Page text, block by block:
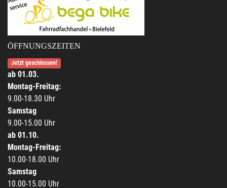
ÖFFNUNGSZEITEN
Jetzt geschlossen!
ab 01.03.
Montag-Freitag:
9.00-18.30 Uhr
Samstag
9.00-15.00 Uhr
ab 01.10.
Montag-Freitag:
10.00-18.00 Uhr
Samstag
10.00-15.00 Uhr